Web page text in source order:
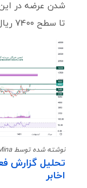
شدن عرضه در
تا سطح 7400 ریال ادامه خواهد داشت.
نوشته شده توسط Mina در 07 فروردین 1402
اخابر